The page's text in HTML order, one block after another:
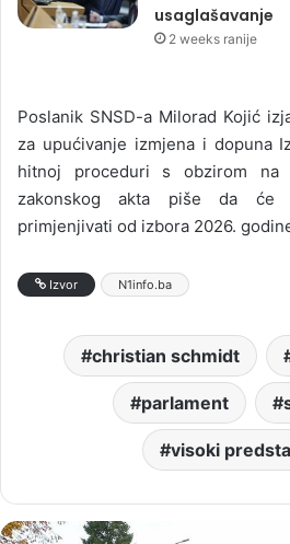
usaglašavanje
2 weeks ranije
Poslanik SNSD-a Milorad Kojić
za upućivanje izmjena i dopuna
hitnoj proceduri s obzirom
zakonskog akta piše da će
primjenjivati od izbora 2026.
Izvor N1info.ba
christian schmidt
parlament
visoki